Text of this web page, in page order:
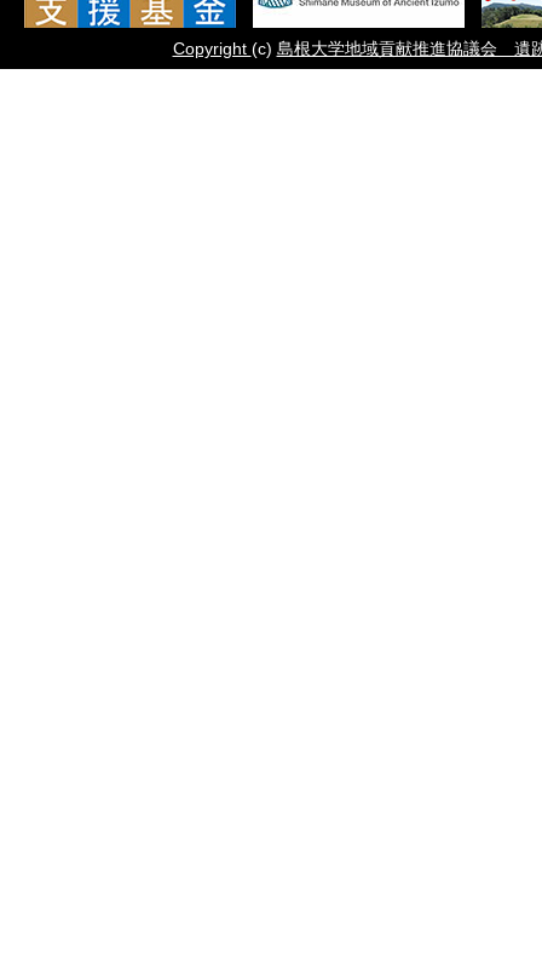
Copyright (c) 島根大学地域貢献推進協議会 遺